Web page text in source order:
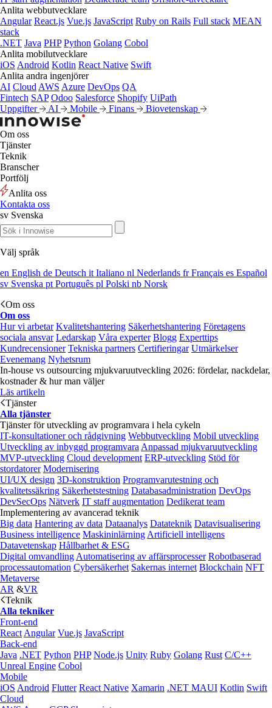
Anlita webbutvecklare
Angular React.js Vue.js JavaScript Ruby on Rails Full stack MEAN
stack
.NET Java PHP Python Golang Cobol
Anlita mobilutvecklare
iOS Android Kotlin React Native Swift
Anlita andra ingenjörer
AI Cloud AWS Azure DevOps QA
Fintech SAP Odoo Salesforce Shopify UiPath
Uppgifter
AI Mobile Finans Biovetenskap
Om oss
Tjänster
Teknik
Branscher
Portfölj
Anlita oss
Kontakta oss
sv Svenska
Välj språk
en English de Deutsch it Italiano nl Nederlands frFrançais es Español
sv Svenska pt Português pl Polski nb Norsk
Om oss
Om oss
Hur vi arbetar Kvalitetshantering Säkerhetshantering Företagens
sociala ansvar Ledarskap Våra experter Blogg Experttips
Kundrecensioner Tekniska partners Certifieringar Utmärkelser
Evenemang Nyhetsrum
In-house vs outsourcing mjukvaruutveckling 2026: fördelar, nackdelar,
kostnader & hur man väljer
Läs artikeln
Tjänster
Alla tjänster
Tjänster för utveckling av programvara i hela cykeln
IT-konsultationer och rådgivning Webbutveckling Mobil utveckling
Utveckling av inbyggd programvara Anpassad mjukvaruutveckling
MVP-utveckling Cloud development ERP-utveckling Stöd för
stordatorer Modernisering
UI/UX design 3D-konstruktion Programvarutestning och
kvalitetssäkring Säkerhetstestning Databasadministration DevOps
DevSecOps Nätverk IT staff augmentation Dedikerat team
Implementering av avancerad teknik
Big data Hantering av data Dataanalys Datateknik Datavisualisering
Business intelligence Maskininlärning Artificiell intelligens
Datavetenskap Hållbarhet & ESG
Digital omvandling Automatisering av affärsprocesser Robotbaserad
processautomation Cybersäkerhet Sakernas internet Blockchain NFT
Metaverse
AR &VR
Teknik
Alla tekniker
Front-end
React Angular Vue.js JavaScript
Back-end
Java .NET Python PHP Node.js Unity Ruby Golang Rust C/C++
Unreal Engine Cobol
Mobile
iOS Android Flutter React Native Xamarin .NET MAUI Kotlin Swift
Cloud